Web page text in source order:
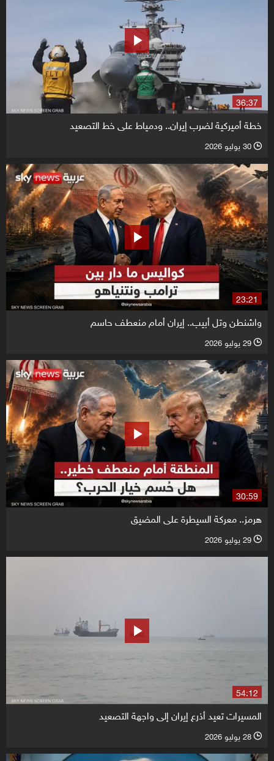
36:37
خطة أميركية لضرب إيران.. ودمياط على خط التصعيد
l 30 يوليو 2026
23:21
واشنطن وتل أبيب.. إيران أمام منعطف حاسم
l 29 يوليو 2026
30:59
هرمز.. معركة السيطرة على المضيق
l 29 يوليو 2026
54:12
المسيرات تعيد أذرع إيران إلى واجهة التصعيد
l 28 يوليو 2026